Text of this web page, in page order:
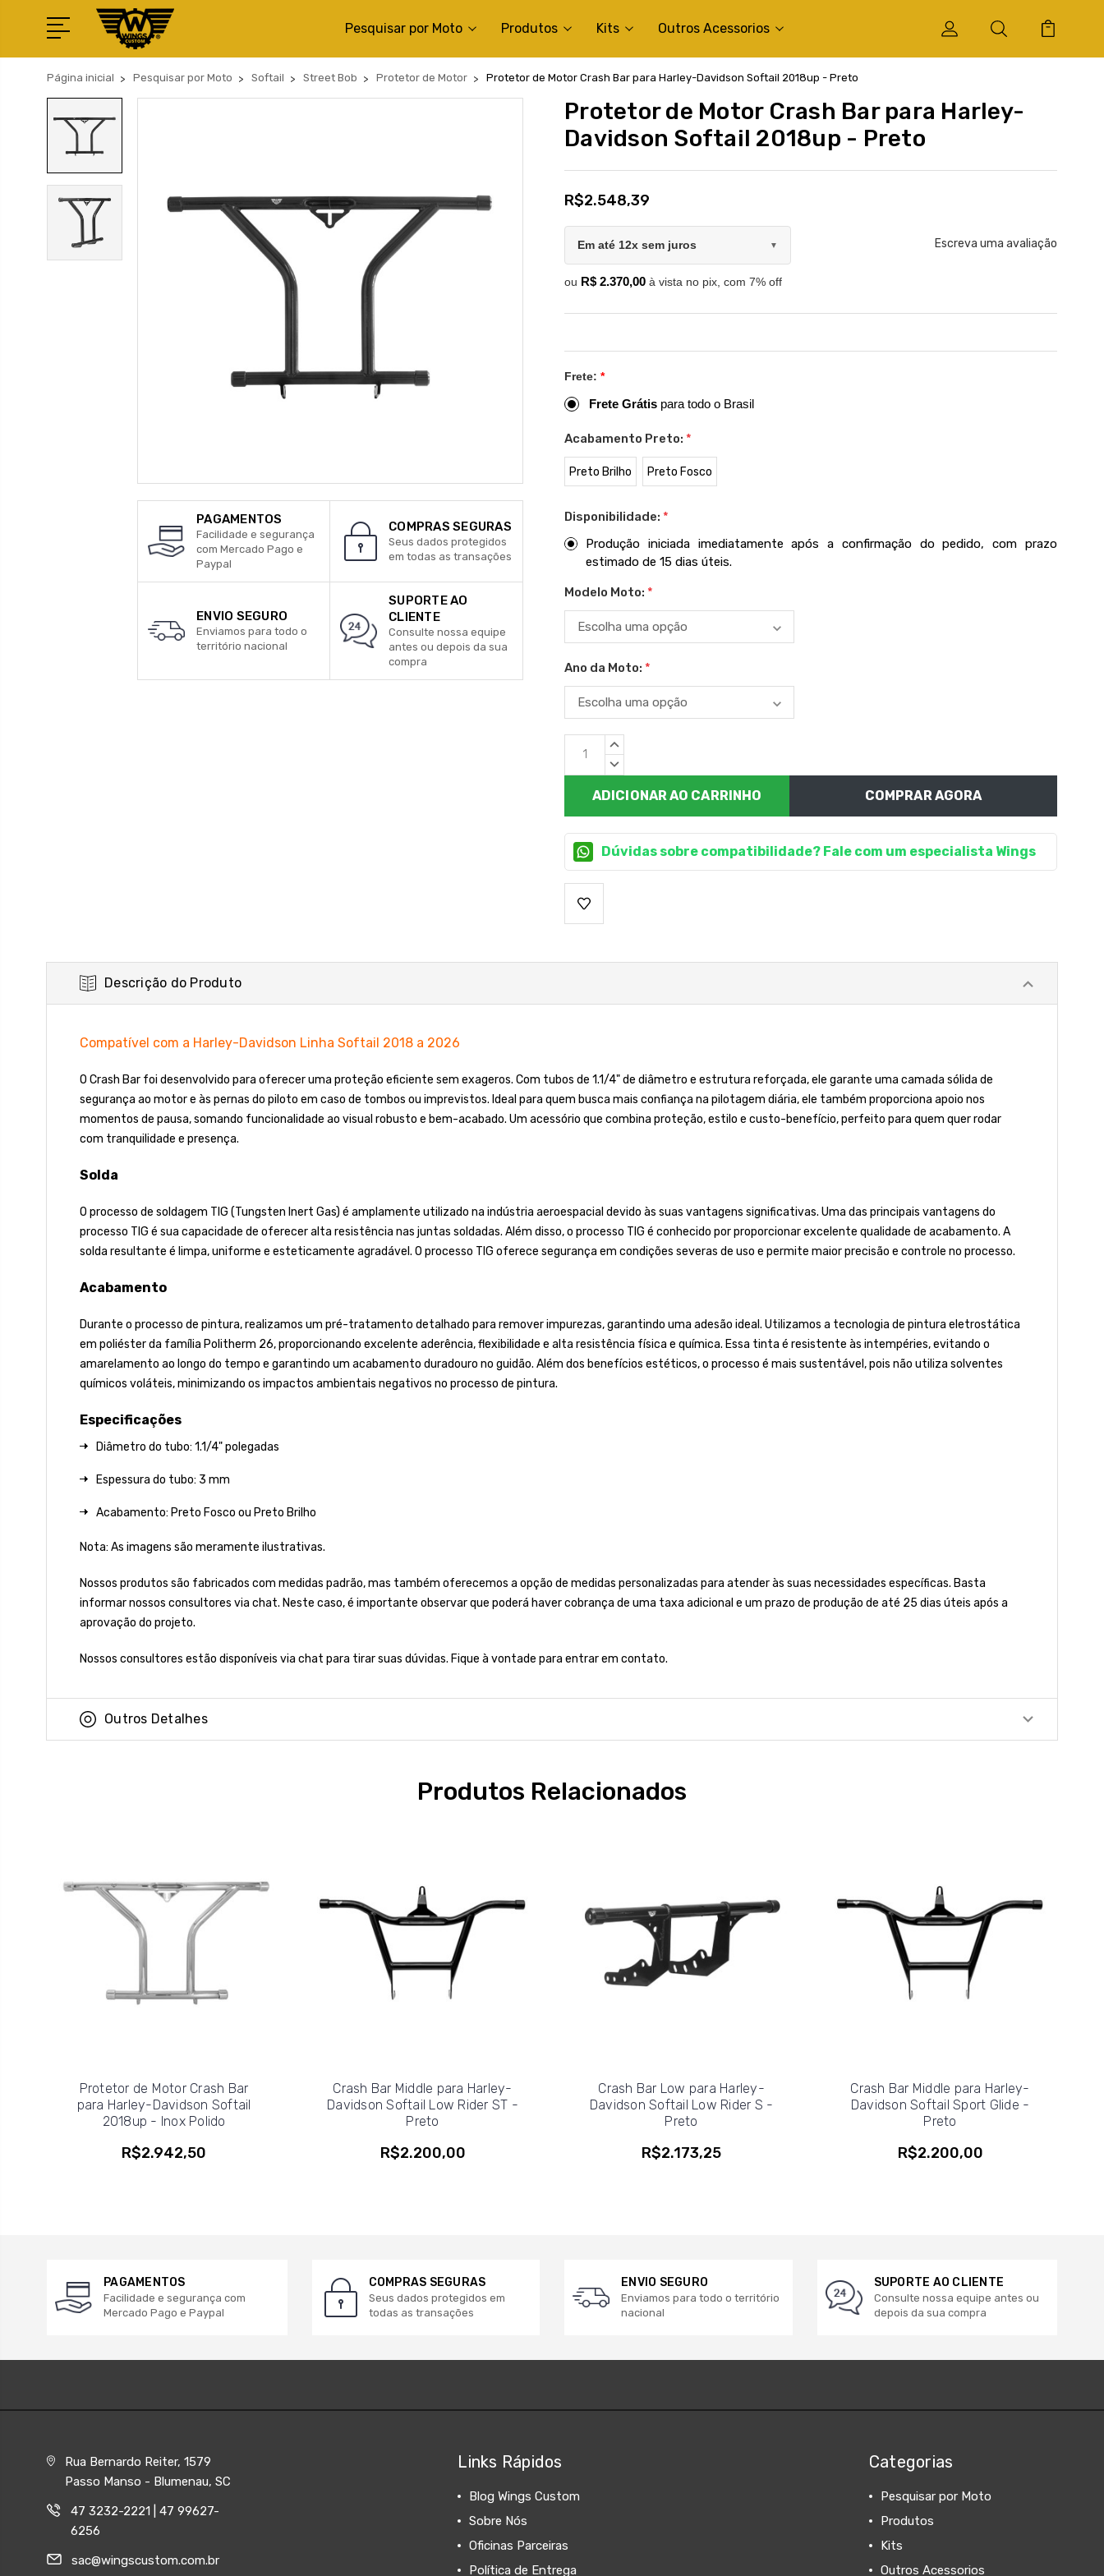
Pesquisar por Moto Produtos Kits Outros Acessorios
Página inicial Pesquisar por Moto Softail Street Bob Protetor de Motor Protetor de Motor Crash Bar para Harley-Davidson Softail 2018up - Preto
PAGAMENTOS
Facilidade e segurança
com Mercado Pago e
Paypal
COMPRAS SEGURAS
Seus dados protegidos
em todas as transações
ENVIO SEGURO
Enviamos para todo o
território nacional
SUPORTE AO
CLIENTE
Consulte nossa equipe
antes ou depois da sua
compra
Protetor de Motor Crash Bar para Harley-
Davidson Softail 2018up - Preto
R$2.548,39
Em até 12x sem juros ▼
ou R$ 2.370,00 à vista no pix, com 7% off
Escreva uma avaliação
Frete: *
Frete Grátis para todo o Brasil
Acabamento Preto: *
Preto Brilho Preto Fosco
Disponibilidade: *
Produção iniciada imediatamente após a confirmação do pedido, com prazo
estimado de 15 dias úteis.
Modelo Moto: *
Ano da Moto: *
Estoque
atual:
QUANTIDADE
QUANTIDADE
COMPRAR AGORA
Dúvidas sobre compatibilidade? Fale com um especialista Wings
Descrição do Produto
Compatível com a Harley-Davidson Linha Softail 2018 a 2026
O Crash Bar foi desenvolvido para oferecer uma proteção eficiente sem exageros. Com tubos de 1.1/4" de diâmetro e estrutura reforçada, ele garante uma camada sólida de
segurança ao motor e às pernas do piloto em caso de tombos ou imprevistos. Ideal para quem busca mais confiança na pilotagem diária, ele também proporciona apoio nos
momentos de pausa, somando funcionalidade ao visual robusto e bem-acabado. Um acessório que combina proteção, estilo e custo-benefício, perfeito para quem quer rodar
com tranquilidade e presença.
Solda
O processo de soldagem TIG (Tungsten Inert Gas) é amplamente utilizado na indústria aeroespacial devido às suas vantagens significativas. Uma das principais vantagens do
processo TIG é sua capacidade de oferecer alta resistência nas juntas soldadas. Além disso, o processo TIG é conhecido por proporcionar excelente qualidade de acabamento. A
solda resultante é limpa, uniforme e esteticamente agradável. O processo TIG oferece segurança em condições severas de uso e permite maior precisão e controle no processo.
Acabamento
Durante o processo de pintura, realizamos um pré-tratamento detalhado para remover impurezas, garantindo uma adesão ideal. Utilizamos a tecnologia de pintura eletrostática
em poliéster da família Politherm 26, proporcionando excelente aderência, flexibilidade e alta resistência física e química. Essa tinta é resistente às intempéries, evitando o
amarelamento ao longo do tempo e garantindo um acabamento duradouro no guidão. Além dos benefícios estéticos, o processo é mais sustentável, pois não utiliza solventes
químicos voláteis, minimizando os impactos ambientais negativos no processo de pintura.
Especificações
Diâmetro do tubo: 1.1/4" polegadas
Espessura do tubo: 3 mm
Acabamento: Preto Fosco ou Preto Brilho
Nota: As imagens são meramente ilustrativas.
Nossos produtos são fabricados com medidas padrão, mas também oferecemos a opção de medidas personalizadas para atender às suas necessidades específicas. Basta
informar nossos consultores via chat. Neste caso, é importante observar que poderá haver cobrança de uma taxa adicional e um prazo de produção de até 25 dias úteis após a
aprovação do projeto.
Nossos consultores estão disponíveis via chat para tirar suas dúvidas. Fique à vontade para entrar em contato.
Outros Detalhes
Produtos Relacionados
Protetor de Motor Crash Bar
para Harley-Davidson Softail
2018up - Inox Polido
R$2.942,50
Crash Bar Middle para Harley-
Davidson Softail Low Rider ST -
Preto
R$2.200,00
Crash Bar Low para Harley-
Davidson Softail Low Rider S -
Preto
R$2.173,25
Crash Bar Middle para Harley-
Davidson Softail Sport Glide -
Preto
R$2.200,00
PAGAMENTOS
Facilidade e segurança com
Mercado Pago e Paypal
COMPRAS SEGURAS
Seus dados protegidos em
todas as transações
ENVIO SEGURO
Enviamos para todo o território
nacional
SUPORTE AO CLIENTE
Consulte nossa equipe antes ou
depois da sua compra
Rua Bernardo Reiter, 1579
Passo Manso - Blumenau, SC
47 3232-2221 | 47 99627-
6256
sac@wingscustom.com.br
Links Rápidos
Blog Wings Custom
Sobre Nós
Oficinas Parceiras
Política de Entrega
Categorias
Pesquisar por Moto
Produtos
Kits
Outros Acessorios